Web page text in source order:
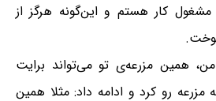
کار هستم و این‌گونه هرگز از
همین مزرعه‌ی تو می‌تواند برایت
رو کرد و ادامه داد: مثلا همین